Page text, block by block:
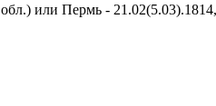
или Пермь -